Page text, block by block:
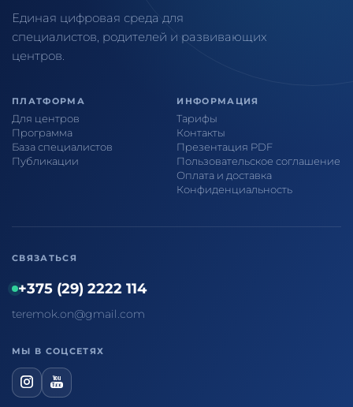
Единая цифровая среда для
специалистов, родителей и развивающих
центров.
ПЛАТФОРМА
Для центров
Программа
База специалистов
Публикации
ИНФОРМАЦИЯ
Тарифы
Контакты
Презентация PDF
Пользовательское соглашение
Оплата и доставка
Конфиденциальность
СВЯЗАТЬСЯ
+375 (29) 2222 114
teremok.on@gmail.com
МЫ В СОЦСЕТЯХ